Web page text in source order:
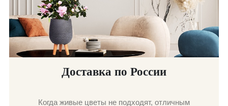
Доставка по России
Когда живые цветы не подходят, отличным